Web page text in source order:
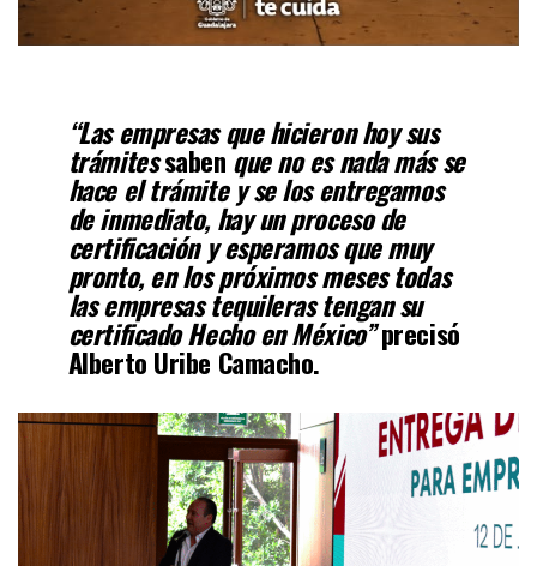
“Las empresas que hicieron hoy sus
trámitessabenque no es nada más se
hace eltrámite y se los entregamos
de inmediato, hay un proceso de
certificación yesperamos que muy
pronto, en los próximos meses todas
las empresas tequilerastengan su
certificado Hecho en México”precisó
Alberto Uribe Camacho.